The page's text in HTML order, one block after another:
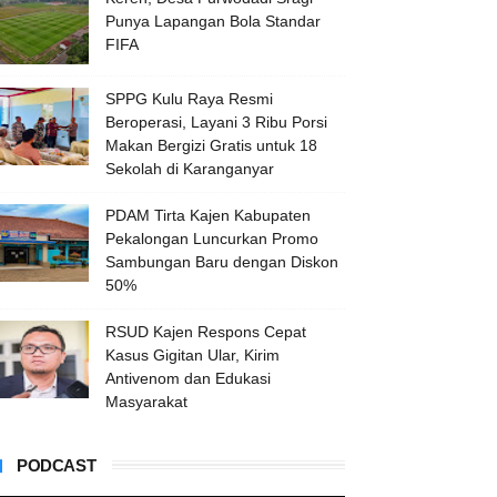
Punya Lapangan Bola Standar
FIFA
SPPG Kulu Raya Resmi
Beroperasi, Layani 3 Ribu Porsi
Makan Bergizi Gratis untuk 18
Sekolah di Karanganyar
PDAM Tirta Kajen Kabupaten
Pekalongan Luncurkan Promo
Sambungan Baru dengan Diskon
50%
RSUD Kajen Respons Cepat
Kasus Gigitan Ular, Kirim
Antivenom dan Edukasi
Masyarakat
PODCAST